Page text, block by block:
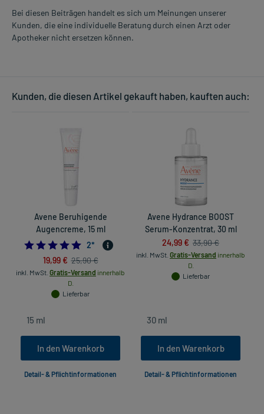
Bei diesen Beiträgen handelt es sich um Meinungen unserer
Kunden, die eine individuelle Beratung durch einen Arzt oder
Apotheker nicht ersetzen können.
Kunden, die diesen Artikel gekauft haben, kauften auch:
Avene Beruhigende
Augencreme, 15 ml
5.0
2*
19,99 € 25,90 €
inkl. MwSt. Gratis-Versand innerhalb
D.
Lieferbar
In den Warenkorb
Detail- & Pflichtinformationen
Avene Hydrance BOOST
Serum-Konzentrat, 30 ml
24,99 € 33,90 €
inkl. MwSt. Gratis-Versand innerhalb
D.
Lieferbar
In den Warenkorb
Detail- & Pflichtinformationen